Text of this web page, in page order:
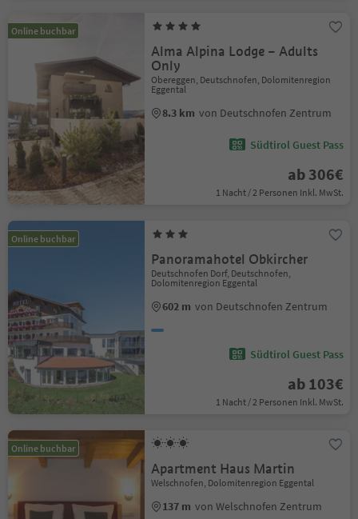
Online buchbar
Alma Alpina Lodge – Adults
Only
Obereggen, Deutschnofen, Dolomitenregion
Eggental
8.3 km von Deutschnofen Zentrum
Südtirol Guest Pass
ab 306€
1 Nacht / 2 Personen Inkl. MwSt.
Online buchbar
Panoramahotel Obkircher
Deutschnofen Dorf, Deutschnofen,
Dolomitenregion Eggental
602 m von Deutschnofen Zentrum
Südtirol Guest Pass
ab 103€
1 Nacht / 2 Personen Inkl. MwSt.
Online buchbar
Apartment Haus Martin
Welschnofen, Dolomitenregion Eggental
137 m von Welschnofen Zentrum